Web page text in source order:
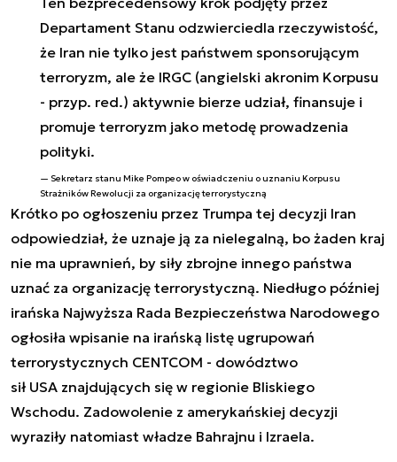
Departament Stanu odzwierciedla rzeczywistość,
że Iran nie tylko jest państwem sponsorującym
terroryzm, ale że IRGC (angielski akronim Korpusu
- przyp. red.) aktywnie bierze udział, finansuje i
promuje terroryzm jako metodę prowadzenia
polityki.
Sekretarz stanu Mike Pompeo w oświadczeniu o uznaniu Korpusu
Strażników Rewolucji za organizację terrorystyczną
Krótko po ogłoszeniu przez Trumpa tej decyzji Iran
odpowiedział, że uznaje ją za nielegalną, bo żaden kraj
nie ma uprawnień, by siły zbrojne innego państwa
uznać za organizację terrorystyczną. Niedługo później
irańska Najwyższa Rada Bezpieczeństwa Narodowego
ogłosiła wpisanie na irańską listę ugrupowań
terrorystycznych CENTCOM - dowództwo
sił USA znajdujących się w regionie Bliskiego
Wschodu. Zadowolenie z amerykańskiej decyzji
wyraziły natomiast władze Bahrajnu i Izraela.